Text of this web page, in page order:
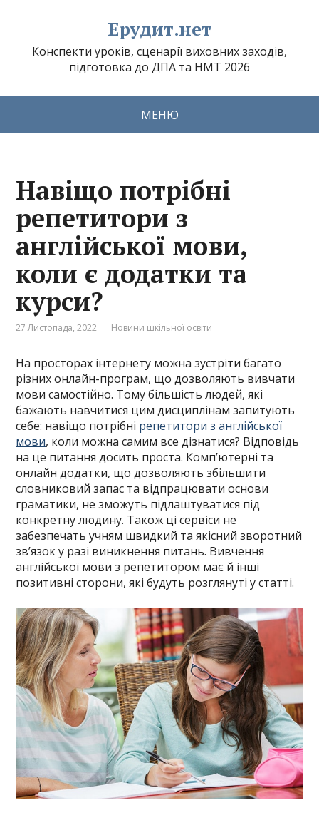
Ерудит.нет
Конспекти уроків, сценарії виховних заходів,
підготовка до ДПА та НМТ 2026
МЕНЮ
Навіщо потрібні
репетитори з
англійської мови,
коли є додатки та
курси?
27 Листопада, 2022 Новини шкільної освіти
На просторах інтернету можна зустріти багато
різних онлайн-програм, що дозволяють вивчати
мови самостійно. Тому більшість людей, які
бажають навчитися цим дисциплінам запитують
себе: навіщо потрібні репетитори з англійської
мови, коли можна самим все дізнатися? Відповідь
на це питання досить проста. Комп’ютерні та
онлайн додатки, що дозволяють збільшити
словниковий запас та відпрацювати основи
граматики, не зможуть підлаштуватися під
конкретну людину. Також ці сервіси не
забезпечать учням швидкий та якісний зворотний
зв’язок у разі виникнення питань. Вивчення
англійської мови з репетитором має й інші
позитивні сторони, які будуть розглянуті у статті.